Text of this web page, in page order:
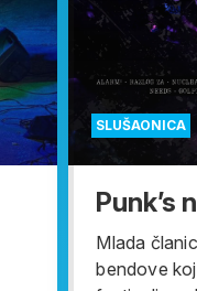
SLUŠAONICA
Punk’s
Mlada
bendove